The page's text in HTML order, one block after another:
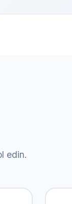
edin.